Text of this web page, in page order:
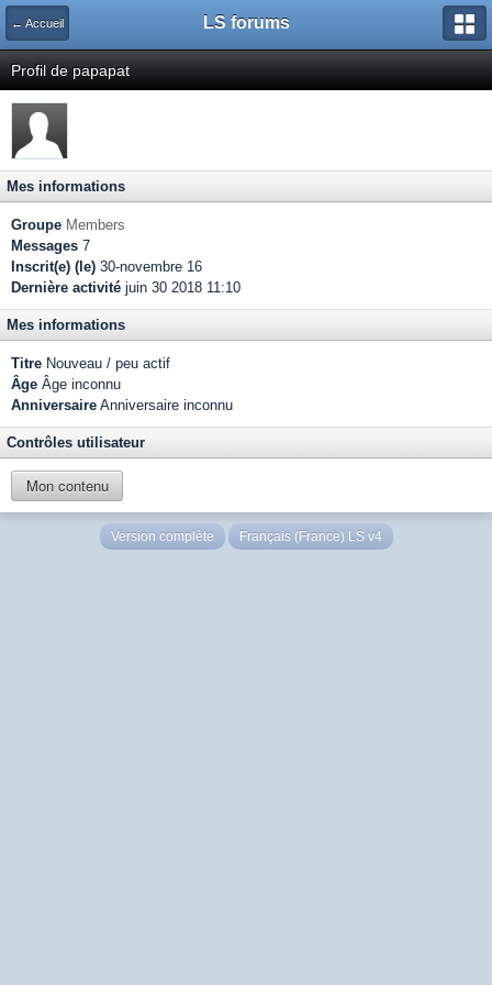
← Accueil LS forums
Profil de papapat
Mes informations
Groupe Members
Messages 7
Inscrit(e) (le) 30-novembre 16
Dernière activité juin 30 2018 11:10
Mes informations
Titre Nouveau / peu actif
Âge Âge inconnu
Anniversaire Anniversaire inconnu
Contrôles utilisateur
Mon contenu
Version complète Français (France) LS v4